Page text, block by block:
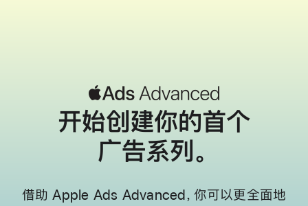
开始创建你的首个
广告系列。
借助 Apple Ads Advanced，你可以更全面地